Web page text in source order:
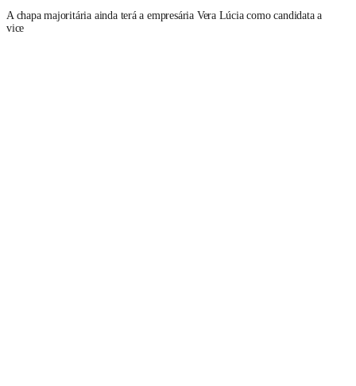
A chapa majoritária ainda terá a empresária Vera Lúcia como candidata a
vice